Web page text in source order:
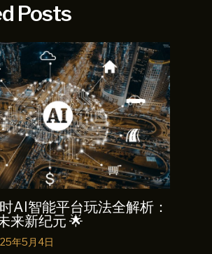
Posts
AI智能平台玩法全解析：
来新纪元 🌟
年5月4日